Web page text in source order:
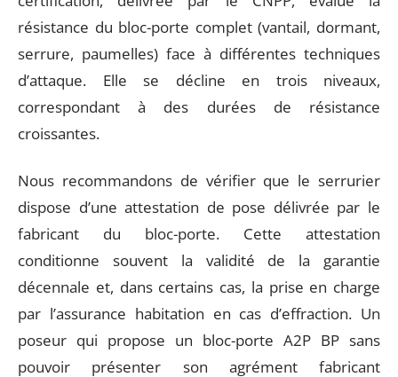
résistance du bloc-porte complet (vantail, dormant,
serrure, paumelles) face à différentes techniques
d’attaque. Elle se décline en trois niveaux,
correspondant à des durées de résistance
croissantes.
Nous recommandons de vérifier que le serrurier
dispose d’une attestation de pose délivrée par le
fabricant du bloc-porte. Cette attestation
conditionne souvent la validité de la garantie
décennale et, dans certains cas, la prise en charge
par l’assurance habitation en cas d’effraction. Un
poseur qui propose un bloc-porte A2P BP sans
pouvoir présenter son agrément fabricant